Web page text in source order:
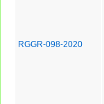
RGGR-098-2020